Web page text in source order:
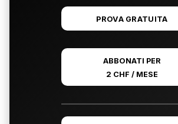
PROVA GRATUITA
ABBONATI PER
2 CHF / MESE